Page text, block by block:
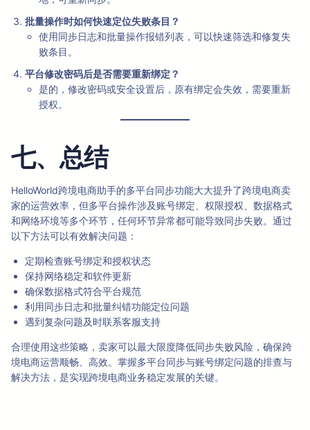
批量操作时如何快速定位失败条目？
使用同步日志和批量操作报错列表，可以快速筛选和修复失
败条目。
平台修改密码后是否需要重新绑定？
是的，修改密码或安全设置后，原有绑定会失效，需要重新
授权。
七、总结
HelloWorld跨境电商助手的多平台同步功能大大提升了跨境电商卖
家的运营效率，但多平台操作涉及账号绑定、权限授权、数据格式
和网络环境等多个环节，任何环节异常都可能导致同步失败。通过
以下方法可以有效解决问题：
定期检查账号绑定和授权状态
保持网络稳定和软件更新
确保数据格式符合平台规范
利用同步日志和批量纠错功能定位问题
遇到复杂问题及时联系客服支持
合理使用这些策略，卖家可以最大限度降低同步失败风险，确保跨
境电商运营顺畅、高效。掌握多平台同步与账号绑定问题的排查与
解决方法，是实现跨境电商业务稳定发展的关键。